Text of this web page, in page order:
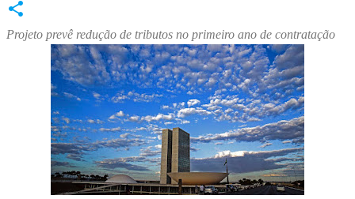
Projeto prevê redução de tributos no primeiro ano de contratação